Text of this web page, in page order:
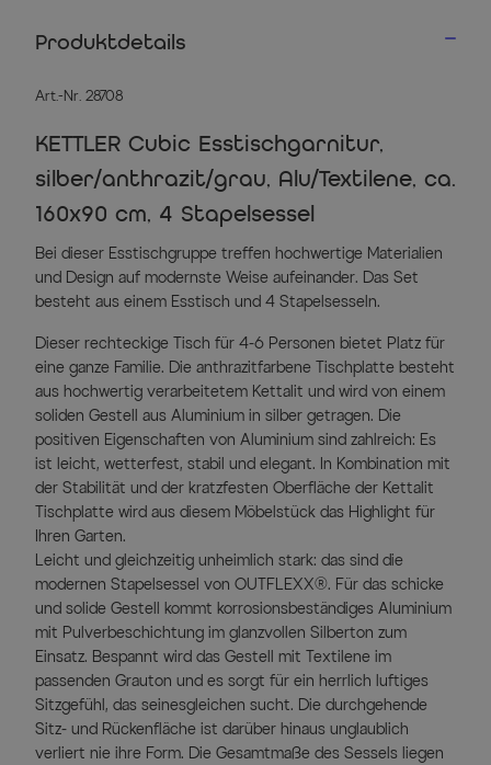
Produktdetails
Art.-Nr. 28708
KETTLER Cubic Esstischgarnitur,
silber/anthrazit/grau, Alu/Textilene, ca.
160x90 cm, 4 Stapelsessel
Bei dieser Esstischgruppe treffen hochwertige Materialien
und Design auf modernste Weise aufeinander. Das Set
besteht aus einem Esstisch und 4 Stapelsesseln.
Dieser rechteckige Tisch für 4-6 Personen bietet Platz für
eine ganze Familie. Die anthrazitfarbene Tischplatte besteht
aus hochwertig verarbeitetem Kettalit und wird von einem
soliden Gestell aus Aluminium in silber getragen. Die
positiven Eigenschaften von Aluminium sind zahlreich: Es
ist leicht, wetterfest, stabil und elegant. In Kombination mit
der Stabilität und der kratzfesten Oberfläche der Kettalit
Tischplatte wird aus diesem Möbelstück das Highlight für
Ihren Garten.
Leicht und gleichzeitig unheimlich stark: das sind die
modernen Stapelsessel von OUTFLEXX®. Für das schicke
und solide Gestell kommt korrosionsbeständiges Aluminium
mit Pulverbeschichtung im glanzvollen Silberton zum
Einsatz. Bespannt wird das Gestell mit Textilene im
passenden Grauton und es sorgt für ein herrlich luftiges
Sitzgefühl, das seinesgleichen sucht. Die durchgehende
Sitz- und Rückenfläche ist darüber hinaus unglaublich
verliert nie ihre Form. Die Gesamtmaße des Sessels liegen